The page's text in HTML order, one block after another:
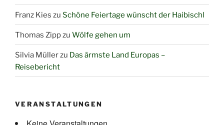
Franz Kies zu Schöne Feiertage wünscht der Haibischl
Thomas Zippzu Wölfe gehen um
Silvia Müllerzu Das ärmste Land Europas –
Reisebericht
VERANSTALTUNGEN